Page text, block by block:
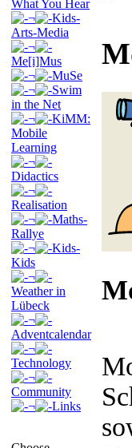
What You Hear
¬
Kids-
Arts-Media
¬
Me[i]Mus
¬
MuSe
¬
Swim
in the Net
¬
KiMM:
Mobile
Learning
¬
Didactics
¬
Realisation
¬
Maths-
Rallye
¬
Kids-
Kids
¬
Weather in
Lübeck
¬
Adventcalendar
¬
Technology
¬
Community
¬
Links